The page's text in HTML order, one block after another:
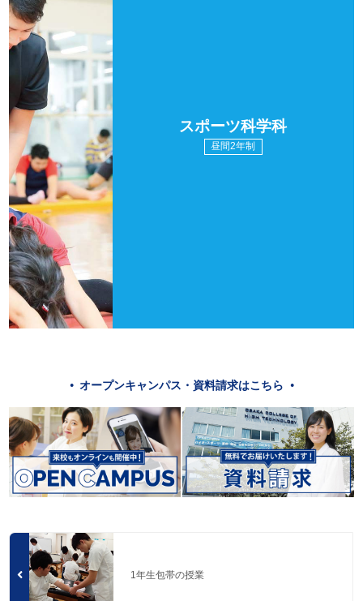
スポーツ科学科
昼間2年制
オープンキャンパス・資料請求はこちら
1年生包帯の授業